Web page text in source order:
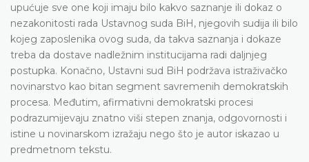
upućuje sve one koji imaju bilo kakvo saznanje ili dokaz o
nezakonitosti rada Ustavnog suda BiH, njegovih sudija ili bilo
kojeg zaposlenika ovog suda, da takva saznanja i dokaze
treba da dostave nadležnim institucijama radi daljnjeg
postupka. Konačno, Ustavni sud BiH podržava istraživačko
novinarstvo kao bitan segment savremenih demokratskih
procesa. Međutim, afirmativni demokratski procesi
podrazumijevaju znatno viši stepen znanja, odgovornosti i
istine u novinarskom izražaju nego što je autor iskazao u
predmetnom tekstu.